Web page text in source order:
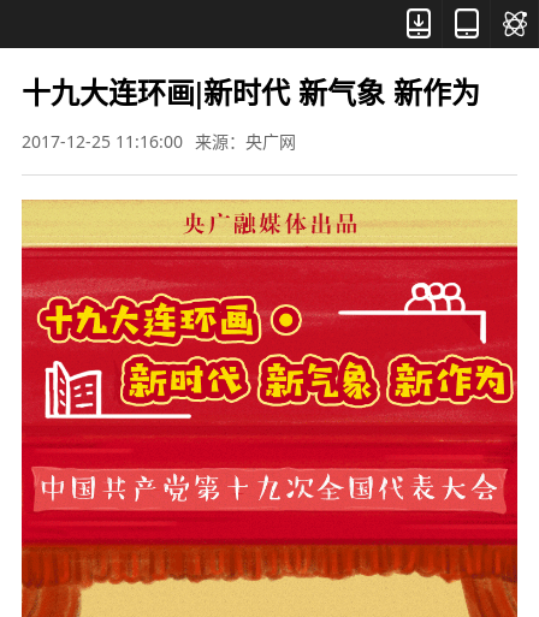



十九大连环画|新时代 新气象 新作为
2017-12-25 11:16:00 来源：央广网